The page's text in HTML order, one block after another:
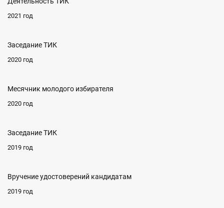
2021 год
Заседание ТИК
2020 год
Месячник молодого избирателя
2020 год
Заседание ТИК
2019 год
Вручение удостоверений кандидатам
2019 год